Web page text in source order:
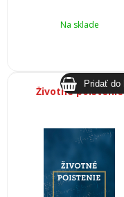
Na sklade
Životné poistenie